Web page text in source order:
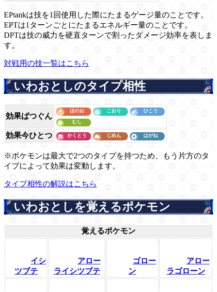
EPtankは技を1回使用した際にたまるゲージ量のことです。
EPTは1ターンごとにたまるエネルギー量のことです。
DPTは技の威力を硬直ターンで割ったダメージ効率を表しま
す。
対戦用の技一覧はこちら
いわおとしのタイプ相性
効果ばつぐん
効果今ひとつ
※ポケモンは最大で2つのタイプを持つため、もう片方のタ
イプによって効果は変動します。
タイプ相性の解説はこちら
いわおとしを覚えるポケモン
覚えるポケモン
イシ
ツブテ
アロー
ライシツブテ
ゴロー
ン
アロー
ラゴローン